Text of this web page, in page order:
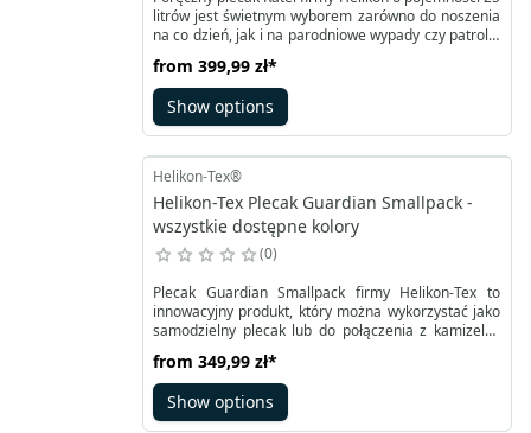
litrów jest świetnym wyborem zarówno do noszenia
na co dzień, jak i na parodniowe wypady czy patrole.
zastosowania zapinane na zamki YKK, podobnie jak
komora główna. Na górnej kieszeni panel velcro,
dolna z pasami MOLLE/PALS i wewnętrznym
organizerem.
from 399,99 zł*
Show options
Helikon-Tex®
Helikon-Tex Plecak Guardian Smallpack -
wszystkie dostępne kolory
0
Plecak Guardian Smallpack firmy Helikon-Tex to
innowacyjny produkt, który można wykorzystać jako
samodzielny plecak lub do połączenia z kamizelką
plecaka jest wyściełane miękkim rzepem, co
umożliwia przyłączanie dodatkowych akcesoriów.
Główna komora plecaka jest na tyle przestronna, że
bez problemu pomieści worek na wodę lub inne
from 349,99 zł*
Show options